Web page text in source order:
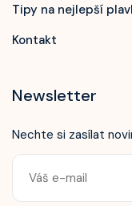
Zavolejte nám!
+420 603
Tipy na nejlepší
Kontakt
Newsletter
Nechte si zasílat